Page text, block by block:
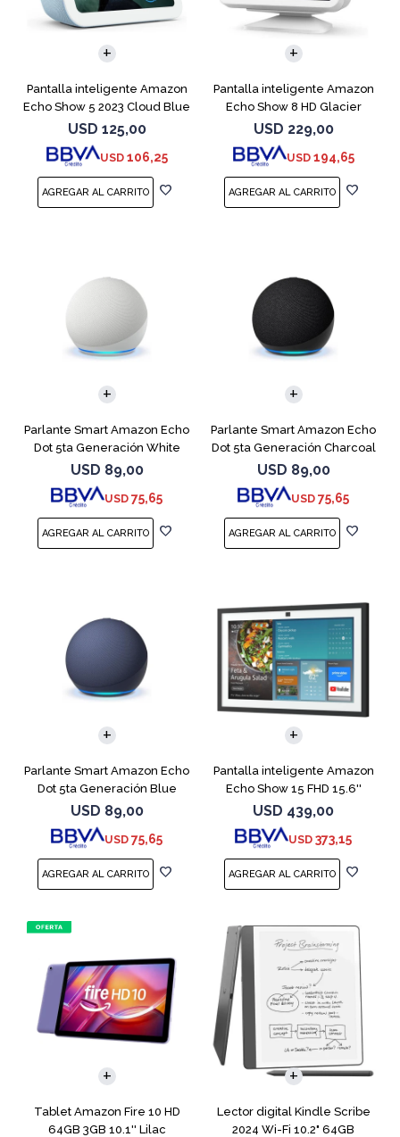
Pantalla inteligente Amazon
Echo Show 5 2023 Cloud Blue
USD 125,00
USD 106,25
Pantalla inteligente Amazon
Echo Show 8 HD Glacier
White
USD 229,00
USD 194,65
Parlante Smart Amazon Echo
Dot 5ta Generación White
USD 89,00
USD 75,65
Parlante Smart Amazon Echo
Dot 5ta Generación Charcoal
USD 89,00
USD 75,65
Parlante Smart Amazon Echo
Dot 5ta Generación Blue
USD 89,00
USD 75,65
Pantalla inteligente Amazon
Echo Show 15 FHD 15.6''
Black
USD 439,00
USD 373,15
Tablet Amazon Fire 10 HD
64GB 3GB 10.1'' Lilac
Lector digital Kindle Scribe
2024 Wi-Fi 10.2" 64GB